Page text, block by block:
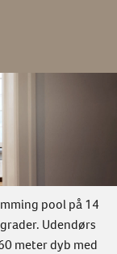
pool på 14
Udendørs
meter dyb med